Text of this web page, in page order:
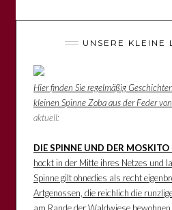
UNSERE KLEINE
Hier finden Sie regelmäßig
kleinen Spinne Zoba aus der Feder
aktuell:
DIE SPINNE UND DER MOSKITO
hockt in der Mitte ihres Netzes und
Spinne gilt ohnedies als recht
Artgenossen, die reichlich die
am Rande der Waldwiese